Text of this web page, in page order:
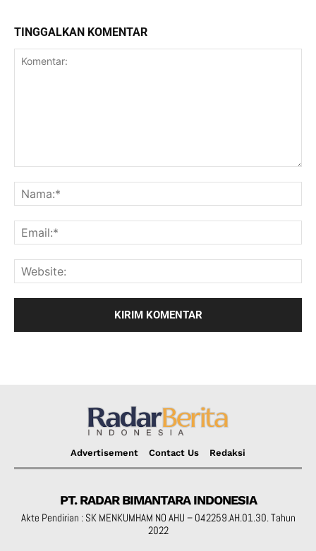
TINGGALKAN KOMENTAR
Advertisement Contact Us Redaksi
PT. RADAR BIMANTARA INDONESIA
Akte Pendirian : SK MENKUMHAM NO AHU – 042259.AH.01.30. Tahun
2022